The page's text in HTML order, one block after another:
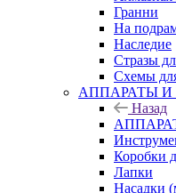
Гранни
На
Наследие
Стразы
Схемы
АППАРАТЫ
Назад
Коробки
Лапки
Насадки